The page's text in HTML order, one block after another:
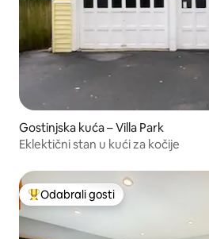
Gostinjska kuća – Villa Park
Eklektični stan u kući za kočije
Među najviše rangiranima s
Odabrali gosti